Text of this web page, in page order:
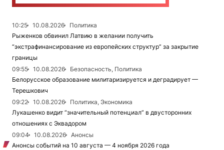
10:25 10.08.2026
Политика
Рыженков обвинил Латвию в желании получить
“экстрафинансирование из европейских структур” за закрытие
границы
09:55
10.08.2026
Безопасность, Политика
Белорусское образование милитаризируется и деградирует —
Терешкович
09:22
10.08.2026
Политика, Экономика
Лукашенко видит “значительный потенциал” в двусторонних
отношениях с Эквадором
09:04
10.08.2026
Анонсы
Анонсы событий на 10 августа — 4 ноября 2026 года